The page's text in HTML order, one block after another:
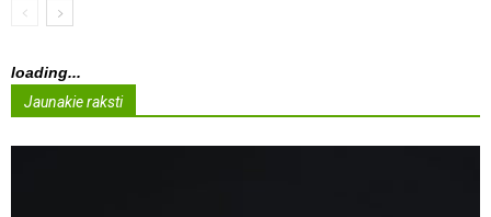
loading...
Jaunakie raksti